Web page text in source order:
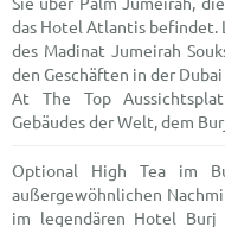
das Hotel Atlantis befindet.
des Madinat Jumeirah
den Geschäften in der
At The Top
Gebäudes der Welt, dem
Optional High Tea im
außergewöhnlichen
im legendären Hotel Burj